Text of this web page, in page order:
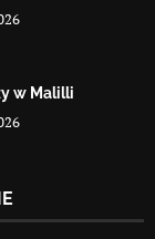
w Malilli